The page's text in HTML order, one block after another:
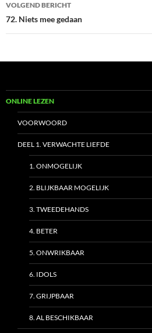
VOLGEND BERICHT
72. Niets mee gedaan
ONLINE LEZEN
VOORWOORD
DEEL 1. VERWACHTE LIEFDE
1. ONMOGELIJK
2. BLIJKBAAR MOGELIJK
3. TWEEDEHANDS
4. BETER
5. ONWRIKBAAR
6. IDOLS
7. GRIJPBAAR
8. AL BESCHIKBAAR